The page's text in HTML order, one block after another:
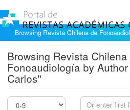
Browsing Revista Chilena de
Browsing Revista Chilena
Fonoaudiología by
Carlos"